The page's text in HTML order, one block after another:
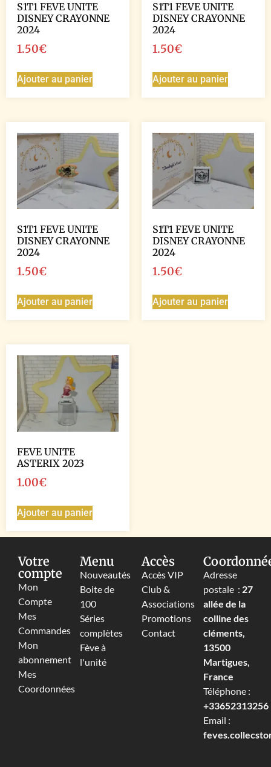
S1T1 FEVE UNITE
DISNEY CRAYONNE
2024
1.50€
Ajouter au panier
S1T1 FEVE UNITE
DISNEY CRAYONNE
2024
1.50€
Ajouter au panier
S1T1 FEVE UNITE
DISNEY CRAYONNE
2024
1.50€
Ajouter au panier
S1T1 FEVE UNITE
DISNEY CRAYONNE
2024
1.50€
Ajouter au panier
FEVE UNITE
ASTERIX 2023
1.00€
Ajouter au panier
Votre
compte
Mon
Compte
Mes
Commandes
Mon
abonnement
Mes
Coordonnées
Menu
Nouveautés
Boite de
100
Séries
complètes
Fève à
l'unité
Accès
Accès VIP
Club &
Associations
Promotions
Contact
Adresse
postale : 27
allée de la
colline des
cléments,
13500
Martigues,
France
Téléphone :
+33652313256‬
Email :